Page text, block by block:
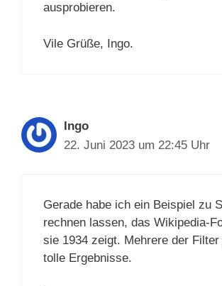
ausprobieren.
Vile Grüße, Ingo.
Ingo
22. Juni 2023 um 22:45 Uhr
Gerade habe ich ein Beispiel zu
rechnen lassen, das Wikipedia-
sie 1934 zeigt. Mehrere der Filter
tolle Ergebnisse.